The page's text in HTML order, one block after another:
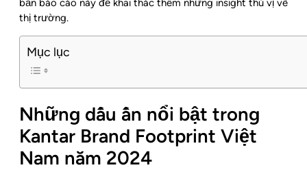
bản báo cáo này để khai thác thêm những insight thú vị về
thị trường.
Mục lục
Những dấu ấn nổi bật trong
Kantar Brand Footprint Việt
Nam năm 2024